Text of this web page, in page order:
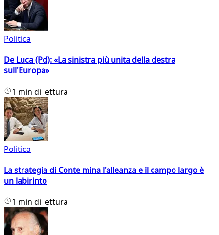
Politica
De Luca (Pd): «La sinistra più unita della destra
sull'Europa»
1 min di lettura
Politica
La strategia di Conte mina l'alleanza e il campo largo è
un labirinto
1 min di lettura